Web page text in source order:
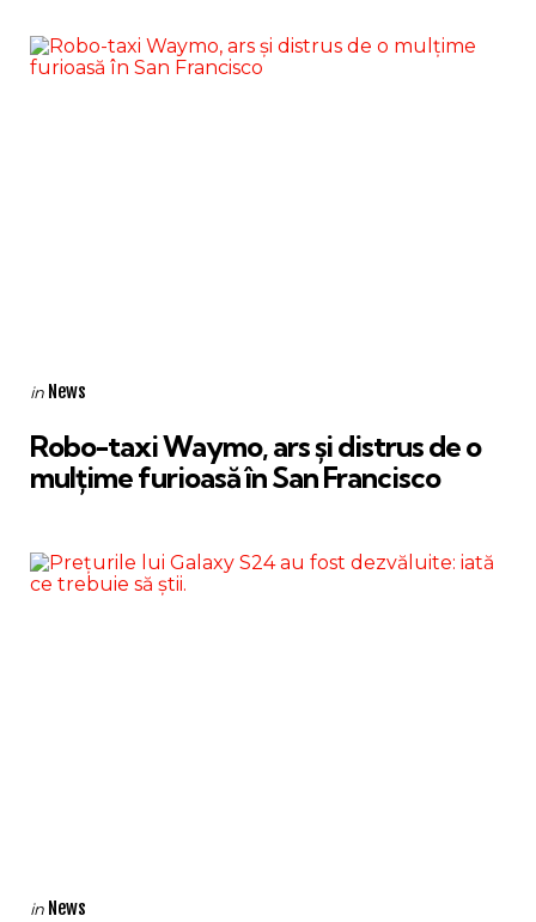
Categories
Posted
in News
Robo-taxi Waymo, ars și distrus de o
mulțime furioasă în San Francisco
Categories
Posted
in News